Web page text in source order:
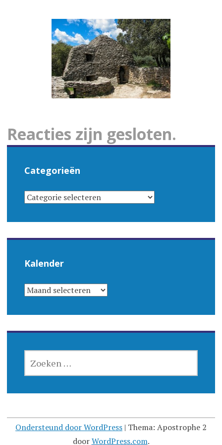
Reacties zijn gesloten.
Categorieën
CATEGORIEËN
Kalender
KALENDER
NAAR:
Ondersteund door WordPress | Thema: Apostrophe 2
doorWordPress.com.